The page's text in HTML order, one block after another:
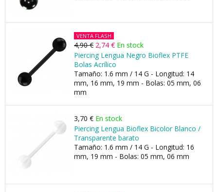
VENTA FLASH
4,90 € 2,74 € En stock
Piercing Lengua Negro Bioflex PTFE
Bolas Acrílico
Tamaño: 1.6 mm / 14 G - Longitud: 14
mm, 16 mm, 19 mm - Bolas: 05 mm, 06
mm
3,70 € En stock
Piercing Lengua Bioflex Bicolor Blanco /
Transparente barato
Tamaño: 1.6 mm / 14 G - Longitud: 16
mm, 19 mm - Bolas: 05 mm, 06 mm